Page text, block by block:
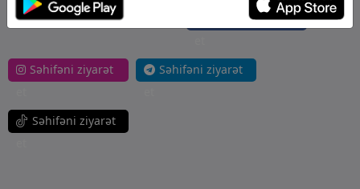
Səhifəni ziyarət
Səhifəni ziyarət
Səhifəni ziyarət
Səhifəni ziyarət